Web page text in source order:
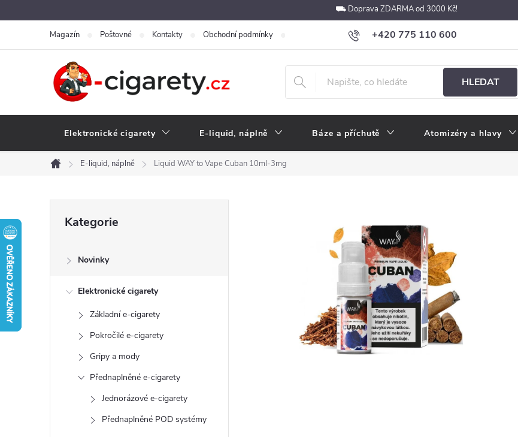
na
⛟ Doprava ZDARMA od 3000 Kč!
+420 775 110 600
obchod@e-cigarety.cz
Magazín Poštovné Kontakty Obchodní podmínky Podmínky ochrany osobních údajů Velkoobchod
HLEDAT
Elektronické cigarety E-liquid, náplně Báze a příchutě Atomizéry a hlavy
Domů
E-liquid, náplně Liquid WAY to Vape Cuban 10ml-3mg
kategorie
Kategorie
Novinky
Elektronické cigarety
Základní e-cigarety
Pokročilé e-cigarety
Gripy a mody
Přednaplněné e-cigarety
Jednorázové e-cigarety
Přednaplněné POD systémy